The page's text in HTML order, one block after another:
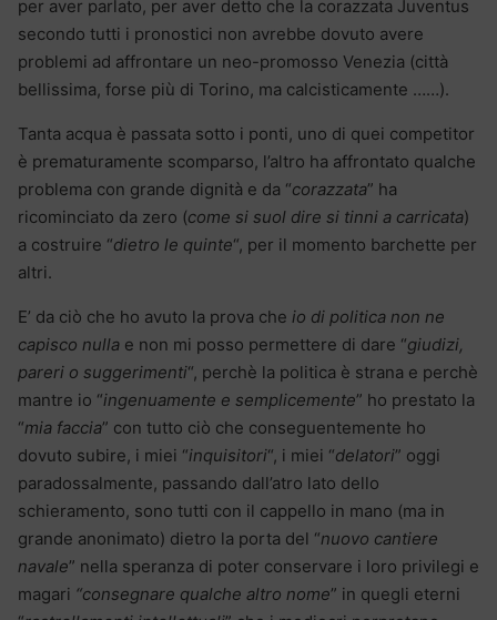
per aver parlato, per aver detto che la corazzata Juventus
secondo tutti i pronostici non avrebbe dovuto avere
problemi ad affrontare un neo-promosso Venezia (città
bellissima, forse più di Torino, ma calcisticamente ……).
Tanta acqua è passata sotto i ponti, uno di quei competitor
è prematuramente scomparso, l’altro ha affrontato qualche
problema con grande dignità e da “corazzata” ha
ricominciato da zero (come si suol dire si tinni a carricata)
a costruire “dietro le quinte“, per il momento barchette per
altri.
E’ da ciò che ho avuto la prova che io di politica non ne
capisco nulla e non mi posso permettere di dare “giudizi,
pareri o suggerimenti“, perchè la politica è strana e perchè
mantre io “ingenuamente e semplicemente” ho prestato la
“mia faccia” con tutto ciò che conseguentemente ho
dovuto subire, i miei “inquisitori“, i miei “delatori” oggi
paradossalmente, passando dall’atro lato dello
schieramento, sono tutti con il cappello in mano (ma in
grande anonimato) dietro la porta del “nuovo cantiere
navale” nella speranza di poter conservare i loro privilegi e
magari “consegnare qualche altro nome” in quegli eterni